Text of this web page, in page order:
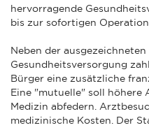
hervorragende
bis zur sofortigen Operation.
Neben der
Gesundheitsversorgung
Bürger eine zusätzliche
Eine "mutuelle" soll höhere
Medizin abfedern.
medizinische Kosten. Der